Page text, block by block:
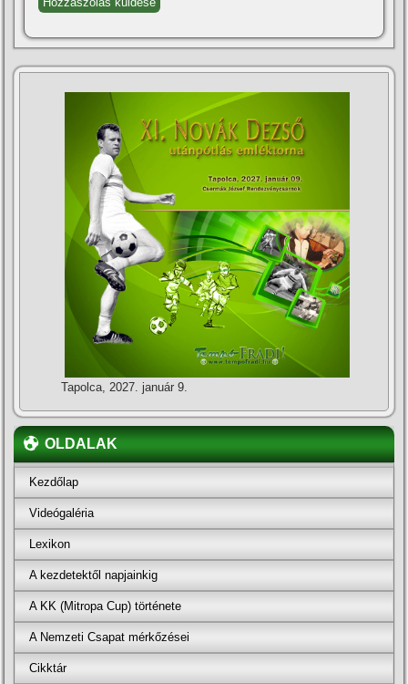
Tapolca, 2027. január 9.
OLDALAK
Kezdőlap
Videógaléria
Lexikon
A kezdetektől napjainkig
A KK (Mitropa Cup) története
A Nemzeti Csapat mérkőzései
Cikktár